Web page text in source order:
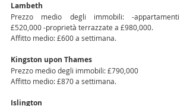
Lambeth
Prezzo medio degli immobili: -appartamenti
£520,000 -proprietà terrazzate a £980,000.
Affitto medio: £600 a settimana.
Kingston upon Thames
Prezzo medio degli immobili: £790,000
Affitto medio: £870 a settimana.
Islington